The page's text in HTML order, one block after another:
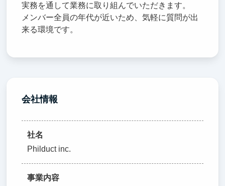
実務を通して業務に取り組んでいただきます。
メンバー全員の年代が近いため、気軽に質問が出
来る環境です。
会社情報
社名
Philduct inc.
事業内容